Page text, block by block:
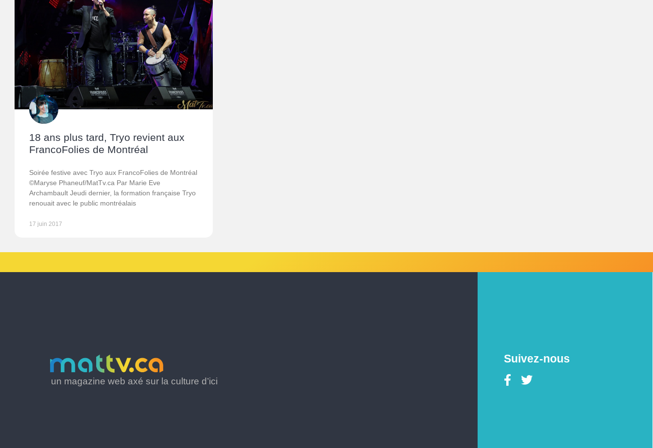
18 ans plus tard, Tryo revient aux
FrancoFolies de Montréal
Soirée festive avec Tryo aux FrancoFolies de Montréal
©Maryse Phaneuf/MatTv.ca Par Marie Eve
Archambault Jeudi dernier, la formation française Tryo
renouait avec le public montréalais
17 juin 2017
un magazine web axé sur la culture d’ici
Suivez-nous